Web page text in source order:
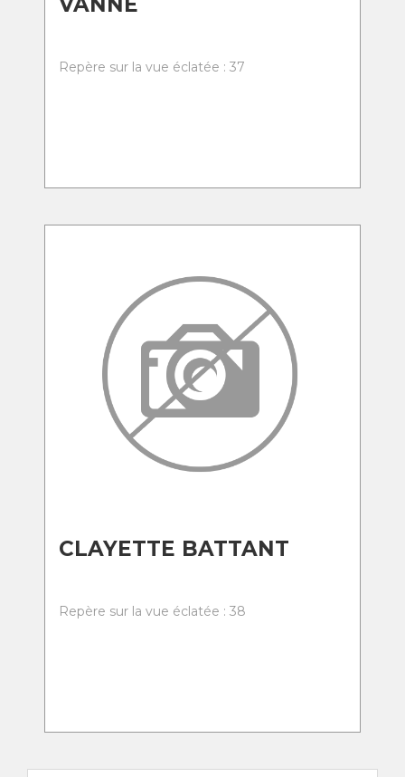
Repère sur la vue éclatée : 37
CLAYETTE BATTANT
Repère sur la vue éclatée : 38